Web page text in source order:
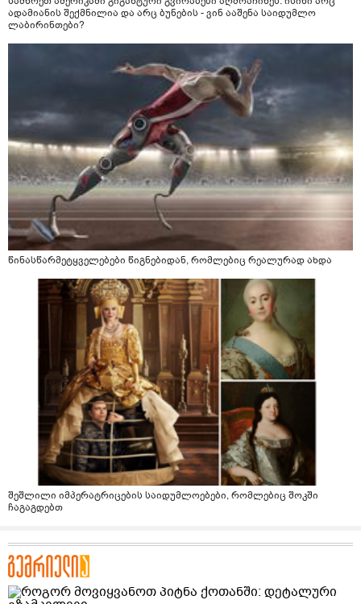
ადამიანის შექმნილია და არც ბუნების - ვინ ააშენა საიდუმლო
ლაბირინთები?
წინასწარმეტყველებები წიგნებიდან, რომლებიც რეალურად ახდა
შეშლილი იმპერატრიცების საიდუმლოებები, რომლებიც შოკში
ჩაგაგდებთ